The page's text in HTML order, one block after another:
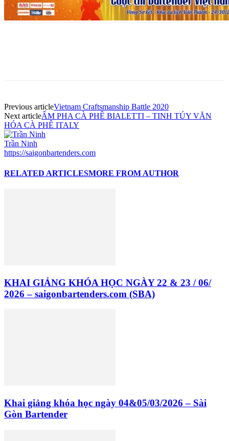
Previous articleVietnam Craftsmanship Battle 2020
Next articleẤM PHA CÀ PHÊ BIALETTI – TINH TÚY VĂN
HÓA CÀ PHÊ ITALY
Trần Ninh
https://saigonbartenders.com
RELATED ARTICLESMORE FROM AUTHOR
KHAI GIẢNG KHÓA HỌC NGÀY 22 & 23 / 06/
2026 – saigonbartenders.com (SBA)
Khai giảng khóa học ngày 04&05/03/2026 – Sài
Gòn Bartender